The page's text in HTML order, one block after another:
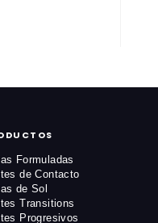
Formuladas
de Contacto
de Sol
Transitions
Progresivos